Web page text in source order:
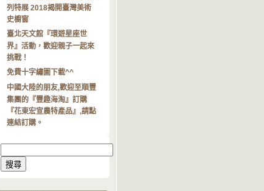
列特展 2018揭開臺灣美術
史櫥窗
臺北天文館『環遊星座世
界』活動，歡迎親子一起來
挑戰！
免費十字繡圖下載^^
中國大陸的朋友,歡迎至順豐
集團的『豐趣海淘』訂購
『花東宏宣農特產品』,請點
連結訂購。
尋
關